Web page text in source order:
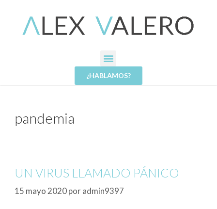
¿HABLAMOS?
pandemia
UN VIRUS LLAMADO PÁNICO
15 mayo 2020poradmin9397